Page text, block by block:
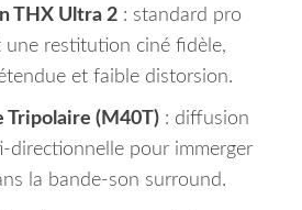
THX Ultra 2 : standard pro
une restitution ciné fidèle,
et faible distorsion.
Tripolaire (M40T) : diffusion
directionnelle pour immerger
la bande-son surround.